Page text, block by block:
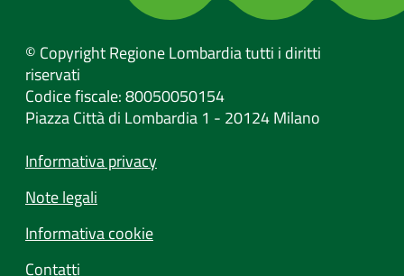
© Copyright Regione Lombardia tutti i diritti
riservati
Codice fiscale: 80050050154
Piazza Città di Lombardia 1 - 20124 Milano
Informativa privacy
Note legali
Informativa cookie
Contatti